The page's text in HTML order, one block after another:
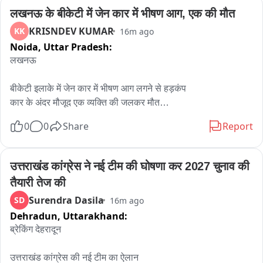
लखनऊ के बीकेटी में जेन कार में भीषण आग, एक की मौत
KK KRISNDEV KUMAR 16m ago
Noida, Uttar Pradesh:
लखनऊ
बीकेटी इलाके में जेन कार में भीषण आग लगने से हड़कंप
कार के अंदर मौजूद एक व्यक्ति की जलकर मौत
दमकल कर्मियों ने कड़ी मशकत के बाद आग पर पाया काबू
मौके पर पहुंची पुलिस मृतक की पहचान कराने में जुटी
शव को कब्जे में लेकर पोस्टमार्टम के लिए भेजा गया
प्राथमिक जांच में शॉर्ट सर्किट से आग लगने की आशंका, जांच जारी
0 0 Share Report
उत्तराखंड कांग्रेस ने नई टीम की घोषणा कर 2027 चुनाव की
तैयारी तेज की
SD Surendra Dasila 16m ago
Dehradun, Uttarakhand:
ब्रेकिंग देहरादून
उत्तराखंड कांग्रेस की नई टीम का ऐलान